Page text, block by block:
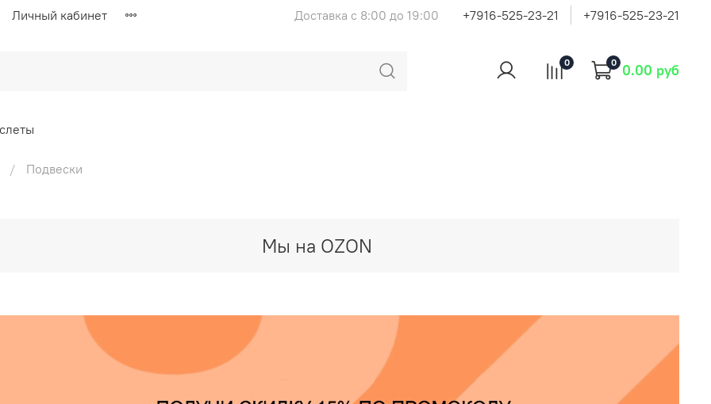
Личный кабинет Доставка с 8:00 до 19:00 +7916-525-23-21 +7916-525-23-21
0 0 0.00 руб
Подвески
Мы на OZON